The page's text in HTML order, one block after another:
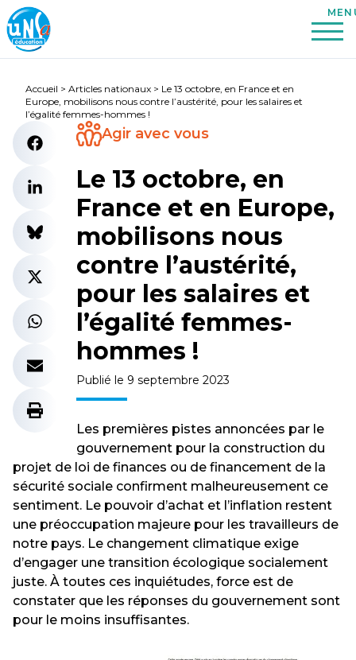
Accueil > Articles nationaux > Le 13 octobre, en France et en
Europe, mobilisons nous contre l’austérité, pour les salaires et
l’égalité femmes-hommes !
Agir avec vous
Le 13 octobre, en
France et en Europe,
mobilisons nous
contre l’austérité,
pour les salaires et
l’égalité femmes-
hommes !
Publié le 9 septembre 2023
Les premières pistes annoncées par le
gouvernement pour la construction du
projet de loi de finances ou de financement de la
sécurité sociale confirment malheureusement ce
sentiment. Le pouvoir d’achat et l’inflation restent
une préoccupation majeure pour les travailleurs de
notre pays. Le changement climatique exige
d’engager une transition écologique socialement
juste. À toutes ces inquiétudes, force est de
constater que les réponses du gouvernement sont
pour le moins insuffisantes.